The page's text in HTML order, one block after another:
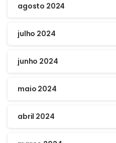
agosto 2024
julho 2024
junho 2024
maio 2024
abril 2024